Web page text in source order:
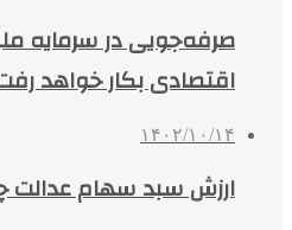
صرفه‌جویی در سرمایه
اقتصادی بکار خواهد
۱۴۰۲/۱۰/۱۴
ارزش سبد سهام عدالت